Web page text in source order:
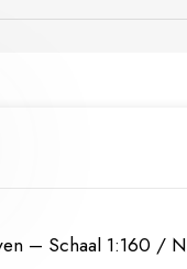
– Schaal 1:160 / N